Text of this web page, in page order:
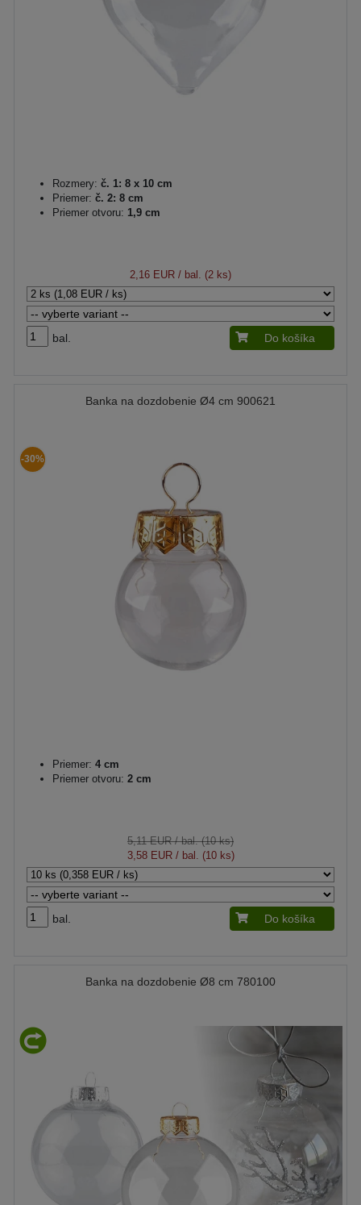
Rozmery: č. 1: 8 x 10 cm
Priemer: č. 2: 8 cm
Priemer otvoru: 1,9 cm
2,16 EUR / bal. (2 ks)
bal. Do košíka
Banka na dozdobenie Ø4 cm 900621
-30%
Priemer: 4 cm
Priemer otvoru: 2 cm
5,11 EUR/ bal. (10 ks)
3,58 EUR/ bal. (10 ks)
bal. Do košíka
Banka na dozdobenie Ø8 cm 780100